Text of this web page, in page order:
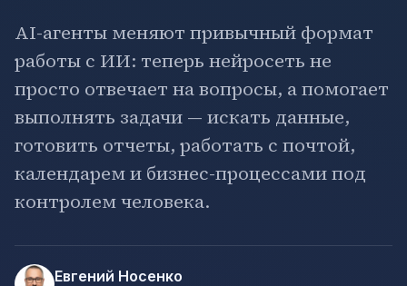
AI-агенты меняют привычный формат
работы с ИИ: теперь нейросеть не
просто отвечает на вопросы, а помогает
выполнять задачи — искать данные,
готовить отчеты, работать с почтой,
календарем и бизнес-процессами под
контролем человека.
Евгений Носенко